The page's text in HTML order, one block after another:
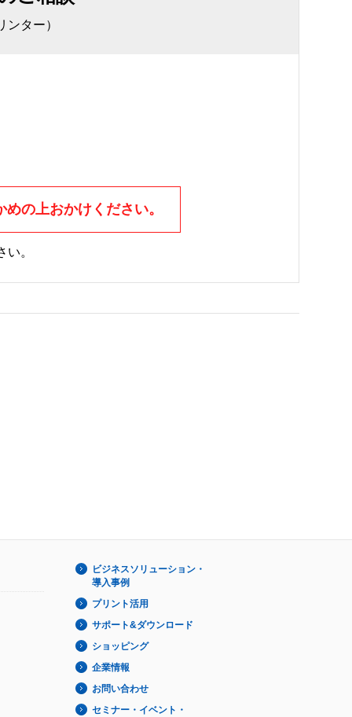
ター）
の上おかけください。
い。
ビジネスソリューション・
導入事例
プリント活用
サポート&ダウンロード
ショッピング
企業情報
お問い合わせ
セミナー・イベント・